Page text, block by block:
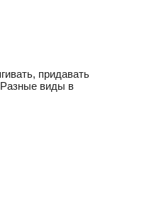
придавать
виды в